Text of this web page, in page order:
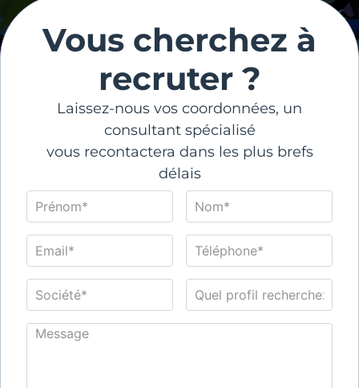
Vous cherchez à
recruter ?
Laissez-nous vos coordonnées, un
consultant spécialisé
vous recontactera dans les plus brefs
délais